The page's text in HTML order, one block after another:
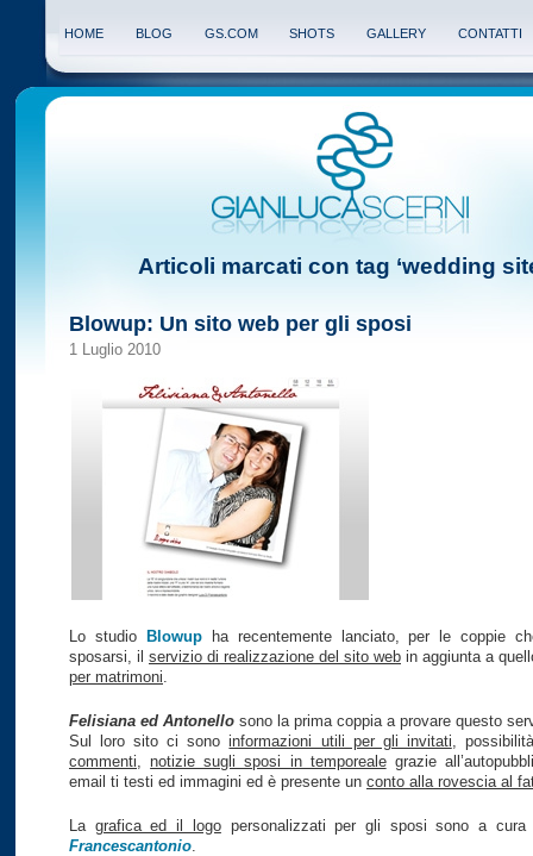
HOME BLOG GS.COM SHOTS GALLERY CONTATTI
Articoli marcati con tag ‘wedding
Blowup: Un sito web per gli sposi
1 Luglio 2010
Lo studio Blowupha recentemente lanciato, per le coppie
sposarsi, il servizio di realizzazione del sito web in aggiunta a
per matrimoni
Felisiana ed Antonello sono la prima coppia a provare questo
Sul loro sito ci sonoinformazioni utili per gli invitati ,
commenti ,notizie sugli sposi in temporealegrazie
email ti testi ed immagini ed è presente un conto alla rovescia al
La grafica ed il logopersonalizzati per gli sposi sono a
Francescantonio